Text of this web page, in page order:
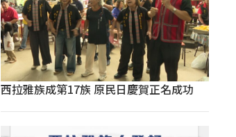
西拉雅族成第17族 原民日慶賀正名成功